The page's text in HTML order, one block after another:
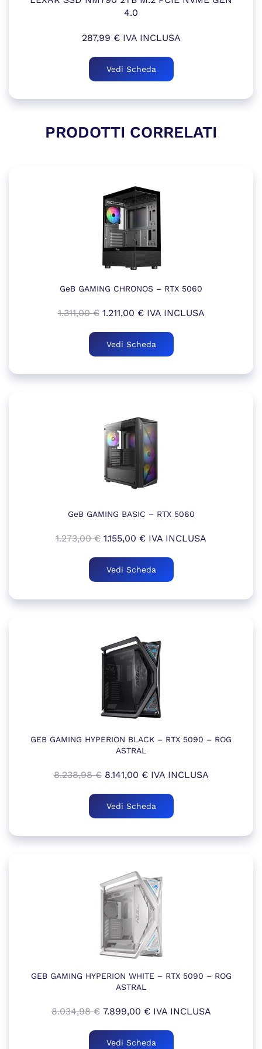
4.0
287,99 €IVA INCLUSA
Vedi Scheda
PRODOTTI CORRELATI
GeB GAMING CHRONOS – RTX 5060
1.311,00€ Il
originale
era:
1.211,00 €Il
attuale
è:
IVA INCLUSA
Vedi Scheda
GeB GAMING BASIC – RTX 5060
1.273,00€ Il
originale
era:
1.155,00 €Il
attuale
è:
IVA INCLUSA
Vedi Scheda
GEB GAMING HYPERION BLACK – RTX 5090 – ROG
ASTRAL
8.238,98€ Il
originale
era:
8.141,00 €Il
attuale
è:
IVA INCLUSA
Vedi Scheda
GEB GAMING HYPERION WHITE – RTX 5090 – ROG
ASTRAL
8.034,98€ Il
originale
7.899,00 €Il
attuale
IVA INCLUSA
Vedi Scheda